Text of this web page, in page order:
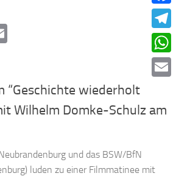
“Geschichte wiederholt
Wilhelm Domke-Schulz am
und das BSW/BfN
luden zu einer Filmmatinee mit